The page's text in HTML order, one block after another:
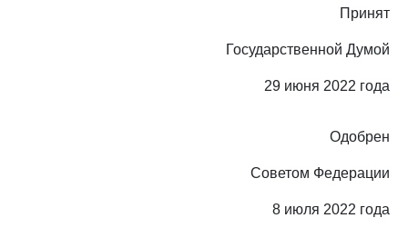
Принят
Государственной Думой
29 июня 2022 года
Одобрен
Советом Федерации
8 июля 2022 года